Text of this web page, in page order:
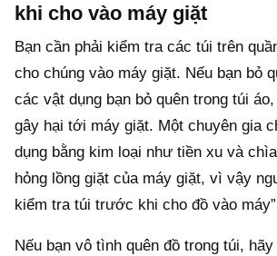
khi cho vào máy giặt
Bạn cần phải kiểm tra các túi trên
cho chúng vào máy giặt. Nếu bạn bỏ
các vật dụng bạn bỏ quên trong túi
gây hại tới máy giặt. Một chuyên gia
dụng bằng kim loại như tiền xu và
hỏng lồng giặt của máy giặt, vì vậy
kiểm tra túi trước khi cho đồ vào
Nếu bạn vô tình quên đồ trong túi,